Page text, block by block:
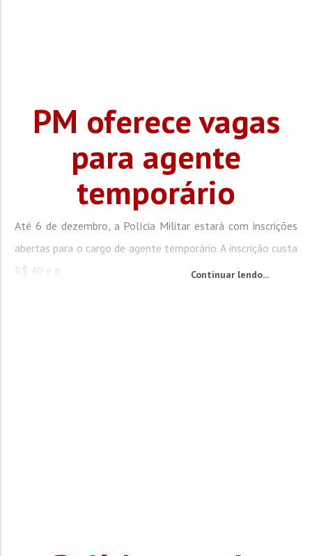
PM oferece vagas
para agente
temporário
Até 6 de dezembro, a Polícia Militar estará com inscrições
abertas para o cargo de agente temporário. A inscrição custa
R$ 40 e o...
Continuar lendo...